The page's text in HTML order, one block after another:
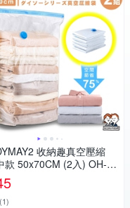
收納趣真空壓縮
款 50x70CM (2入) OH-Q
【旅行壓縮袋 旅行袋 收納
(1)